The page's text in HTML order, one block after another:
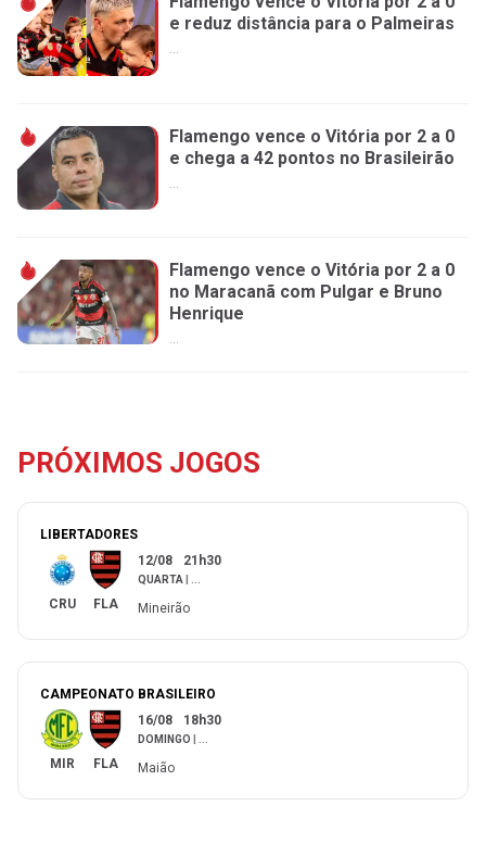
e reduz distância para o Palmeiras
...
Flamengo vence o Vitória por 2 a 0
e chega a 42 pontos no Brasileirão
Flamengo vence o Vitória por 2 a 0
no Maracanã com Pulgar e Bruno
Henrique
...
PRÓXIMOS JOGOS
LIBERTADORES
CRU FLA
12/08 21h30
QUARTA
Mineirão
CAMPEONATO BRASILEIRO
MIR FLA
16/08 18h30
DOMINGO
Maião